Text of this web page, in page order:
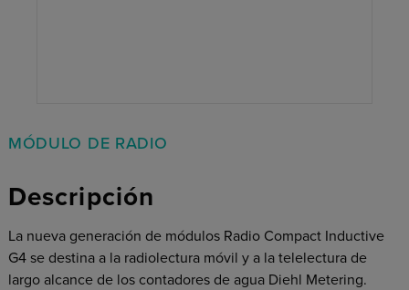
MÓDULO DE RADIO
Descripción
La nueva generación de módulos Radio Compact Inductive
G4 se destina a la radiolectura móvil y a la telelectura de
largo alcance de los contadores de agua Diehl Metering.